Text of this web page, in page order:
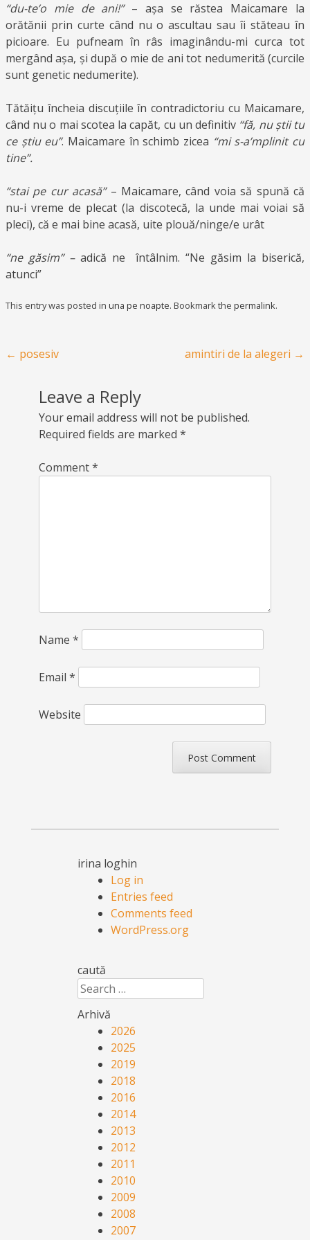
“du-te’o mie de ani!”– așa se răstea Maicamare la
orătănii prin curte când nu o ascultau sau îi stăteau în
picioare. Eu pufneam în râs imaginându-mi curca tot
mergând așa, și după o mie de ani tot nedumerită (curcile
sunt genetic nedumerite).
Tătăițu încheia discuțiile în contradictoriu cu Maicamare,
când nu o mai scotea la capăt, cu un definitiv “fă, nu știi tu
ce știu eu”. Maicamare în schimb zicea “mi s-a’mplinit cu
tine”.
“stai pe cur acasă”– Maicamare, când voia să spună că
nu-i vreme de plecat (la discotecă, la unde mai voiai să
pleci), că e mai bine acasă, uite plouă/ninge/e urât
“ne găsim” – adică ne întâlnim. “Ne găsim la biserică,
atunci”
This entry was posted in una pe noapte. Bookmark the permalink.
Post navigation
← posesiv amintiri de la alegeri →
Leave a Reply
Your email address will not be published.
Required fields are marked *
Comment*
Name *
Email *
Website
irina loghin
Log in
Entries feed
Comments feed
WordPress.org
caută
Search
Arhivă
2026
2025
2019
2018
2016
2014
2013
2012
2011
2010
2009
2008
2007